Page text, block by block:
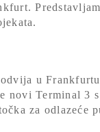
u
novi Terminal 3 s
za odlazeće